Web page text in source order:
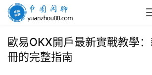
幣
閒
聊
歐易OKX開戶最新實戰教學
冊的完整指南